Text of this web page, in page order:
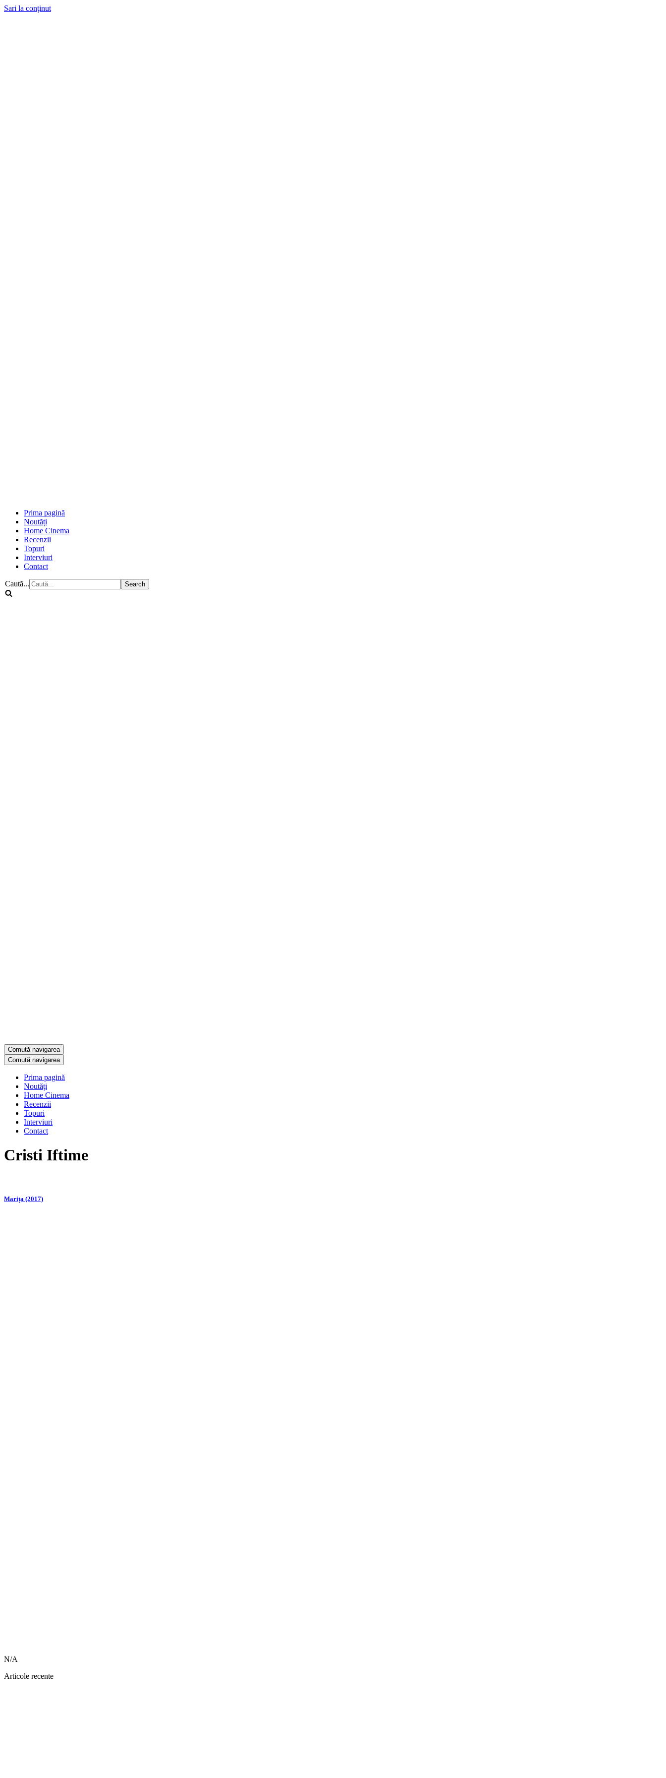
Sari la conținut
Prima pagină
Noutăți
Home Cinema
Recenzii
Topuri
Interviuri
Contact
Caută...
Comută navigarea
Comută navigarea
Prima pagină
Noutăți
Home Cinema
Recenzii
Topuri
Interviuri
Contact
Cristi Iftime
Marița (2017)
N/A
Articole recente